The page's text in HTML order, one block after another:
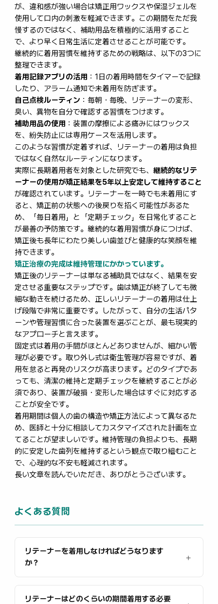
が、違和感が強い場合は矯正用ワックスや保湿ジェルを
使用して口内の刺激を軽減できます。この期間をただ我
慢するのではなく、補助用品を積極的に活用すること
で、より早く日常生活に定着させることが可能です。
継続的に着用習慣を維持するための戦略は、以下の3つに
整理できます。
着用記録アプリの活用 ：1日の着用時間をタイマーで記録
したり、アラーム通知で未着用を防ぎます。
自己点検ルーティン ：毎朝・毎晩、リテーナーの変形、
臭い、異物を自分で確認する習慣をつけます。
補助用品の使用 ：装置の摩擦による痛みにはワックス
を、紛失防止には専用ケースを活用します。
このような習慣が定着すれば、リテーナーの着用は負担
ではなく自然なルーティンになります。
実際に長期着用者を対象とした研究でも、 継続的なリテ
ーナーの使用が矯正結果を5年以上安定して維持すること
が確認されています。リテーナーを一時でも未着用にす
ると、矯正前の状態への後戻りを招く可能性があるた
め、「毎日着用」と「定期チェック」を日常化すること
が最善の予防策です。継続的な着用習慣が身につけば、
矯正後も長年にわたり美しい歯並びと健康的な笑顔を維
持できます。
矯正治療の完成は維持管理にかかっています。
矯正後のリテーナーは単なる補助具ではなく、結果を安
定させる重要なステップです。歯は矯正が終了しても微
細な動きを続けるため、正しいリテーナーの着用は仕上
げ段階で非常に重要です。したがって、自分の生活パタ
ーンや管理習慣に合った装置を選ぶことが、最も現実的
なアプローチと言えます。
固定式は着用の手間がほとんどありませんが、細かい管
理が必要です。取り外し式は衛生管理が容易ですが、着
用を怠ると再発のリスクが高まります。どのタイプであ
っても、清潔の維持と定期チェックを継続することが必
須であり、装置が破損・変形した場合はすぐに対応する
ことが安全です。
着用期間は個人の歯の構造や矯正方法によって異なるた
め、医師と十分に相談してカスタマイズされた計画を立
てることが望ましいです。維持管理の負担よりも、長期
的に安定した歯列を維持するという観点で取り組むこと
で、心理的な不安も軽減されます。
長い文章を読んでいただき、ありがとうございます。
よくある質問
リテーナーを着用しなければどうなります
か？
リテーナーはどのくらいの期間着用する必要